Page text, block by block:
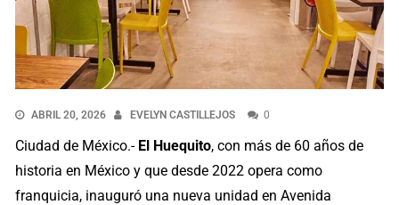
ABRIL 20, 2026 EVELYN CASTILLEJOS 0
Ciudad de México.- El Huequito, con más de 60 años de
historia en México y que desde 2022 opera como
franquicia, inauguró una nueva unidad en Avenida